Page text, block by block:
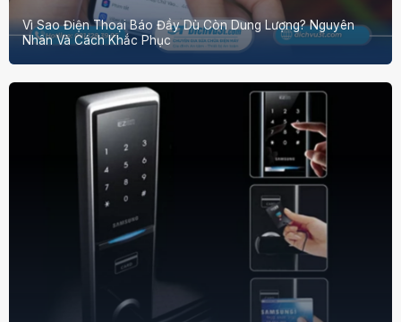
Vì Sao Điện Thoại Báo Đầy Dù Còn Dung Lượng? Nguyên
Nhân Và Cách Khắc Phục